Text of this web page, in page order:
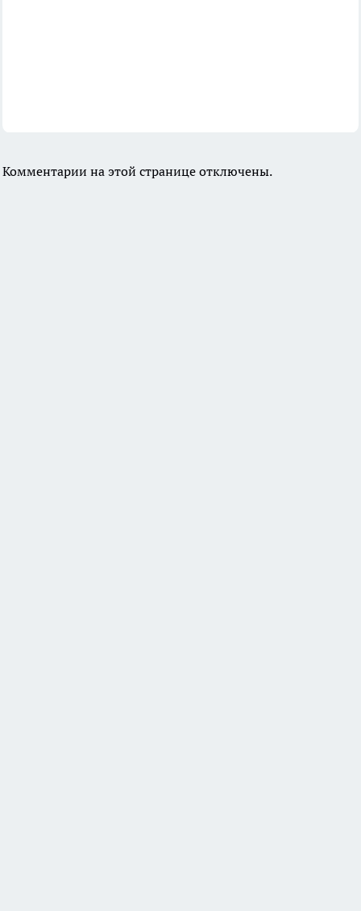
Комментарии на этой странице отключены.